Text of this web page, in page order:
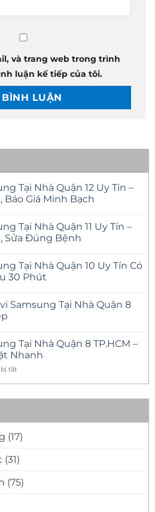
và trang web trong trình
luận kế tiếp của tôi.
Tại Nhà Quận 12 Uy Tín –
Báo Giá Minh Bạch
Tại Nhà Quận 11 Uy Tín –
Sửa Đúng Bệnh
Tại Nhà Quận 10 Uy Tín Có
30 Phút
Samsung Tại Nhà Quận 8
Tại Nhà Quận 8 TP.HCM –
Nhanh
tắtở
Samsung
8
–
Giỏi,
(17)
(31)
(75)